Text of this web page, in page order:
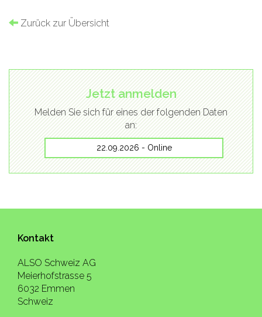
Zurück zur Übersicht
Jetzt anmelden
Melden Sie sich für eines der folgenden Daten
an:
22.09.2026 - Online
Kontakt
ALSO Schweiz AG
Meierhofstrasse 5
6032 Emmen
Schweiz